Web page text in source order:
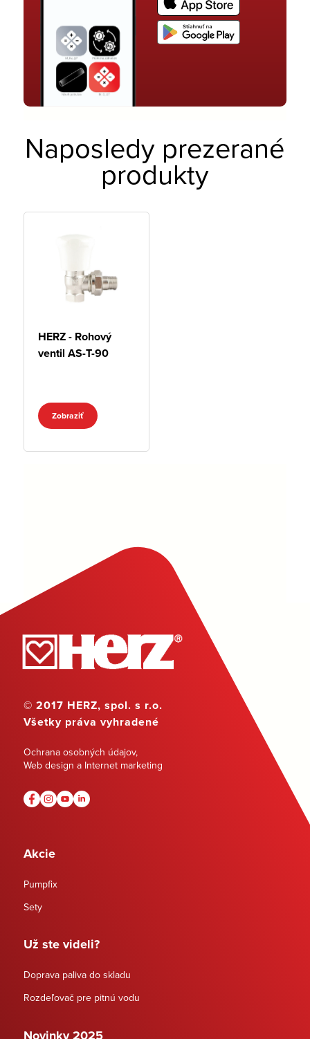
Naposledy prezerané
produkty
HERZ - Rohový
ventil AS-T-90
Zobraziť
© 2017 HERZ, spol. s r.o.
Všetky práva vyhradené
Ochrana osobných údajov,
Web design a Internet marketing
Akcie
Pumpfix
Sety
Už ste videli?
Doprava paliva do skladu
Rozdeľovač pre pitnú vodu
Novinky 2025